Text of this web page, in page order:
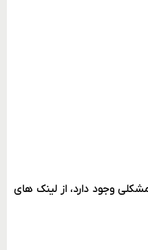
وجود دارد، از لینک های